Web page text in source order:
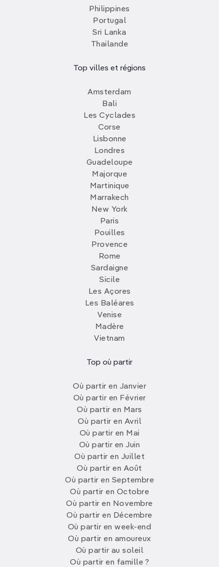
Philippines
Portugal
Sri Lanka
Thailande
Top villes et régions
Amsterdam
Bali
Les Cyclades
Corse
Lisbonne
Londres
Guadeloupe
Majorque
Martinique
Marrakech
New York
Paris
Pouilles
Provence
Rome
Sardaigne
Sicile
Les Açores
Les Baléares
Venise
Madère
Vietnam
Top où partir
Où partir en Janvier
Où partir en Février
Où partir en Mars
Où partir en Avril
Où partir en Mai
Où partir en Juin
Où partir en Juillet
Où partir en Août
Où partir en Septembre
Où partir en Octobre
Où partir en Novembre
Où partir en Décembre
Où partir en week-end
Où partir en amoureux
Où partir au soleil
Où partir en famille ?